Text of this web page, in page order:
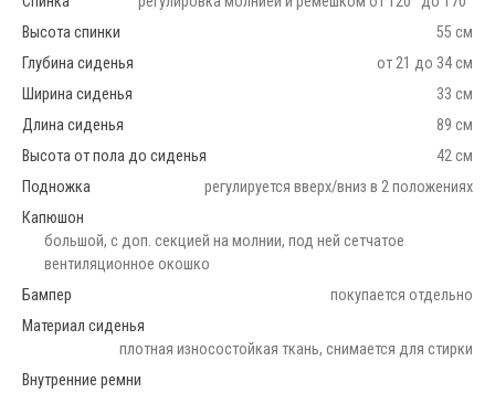
Высота спинки
55 см
Глубина сиденья
от 21 до 34 см
Ширина сиденья
33 см
Длина сиденья
89 см
Высота от пола до сиденья
42 см
Подножка
регулируется вверх/вниз в 2 положениях
Капюшон
большой, с доп. секцией на молнии, под ней сетчатое
вентиляционное окошко
Бампер
покупается отдельно
Материал сиденья
плотная износостойкая ткань, снимается для стирки
Внутренние ремни